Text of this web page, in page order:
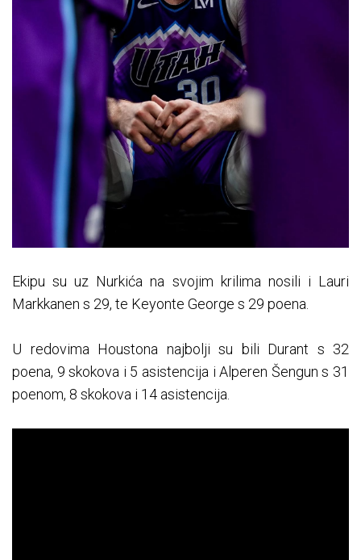
Ekipu su uz Nurkića na svojim krilima nosili i Lauri
Markkanen s 29, te Keyonte George s 29 poena.
U redovima Houstona najbolji su bili Durant s 32
poena, 9 skokova i 5 asistencija i Alperen Šengun s 31
poenom, 8 skokova i 14 asistencija.